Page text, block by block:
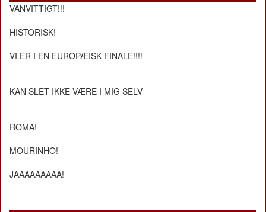
VANVITTIGT!!!
HISTORISK!
VI ER I EN EUROPÆISK FINALE!!!!
KAN SLET IKKE VÆRE I MIG SELV
ROMA!
MOURINHO!
JAAAAAAAAA!